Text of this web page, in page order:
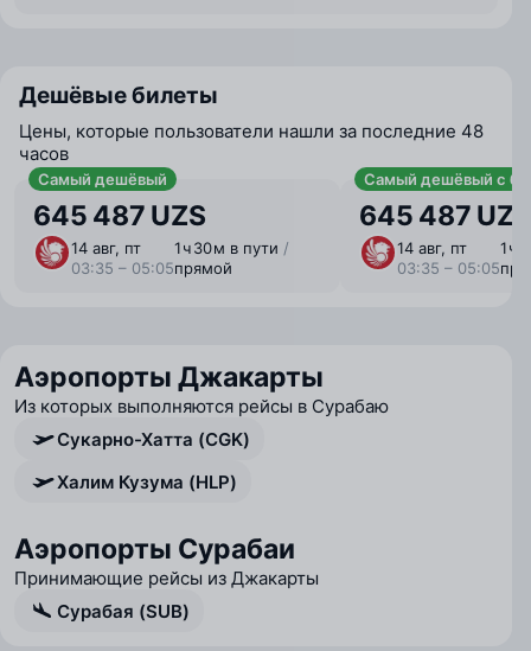
Дешёвые билеты
Цены, которые пользователи нашли за последние 48
часов
Самый дешёвый
645 487 UZS
14 авг, пт
03:35 – 05:05
1 ⁠ч 30 ⁠м в пути /
прямой
Самый дешёвый с
645 487 UZS
14 авг, пт
03:35 – 05:05
1 ⁠ч
Аэропорты Джакарты
Из которых выполняются рейсы в Сурабаю
Сукарно-Хатта (CGK)
Халим Кузума (HLP)
Аэропорты Сурабаи
Принимающие рейсы из Джакарты
Сурабая (SUB)